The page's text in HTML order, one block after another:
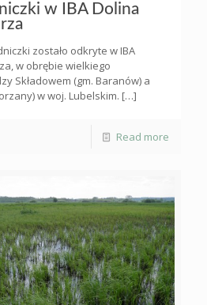
w IBA Dolina
zostało odkryte w IBA
w obrębie wielkiego
Składowem (gm. Baranów) a
w woj. Lubelskim. […]
Read more